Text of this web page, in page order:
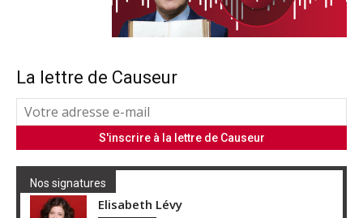
La lettre de Causeur
Nos signatures
Elisabeth Lévy